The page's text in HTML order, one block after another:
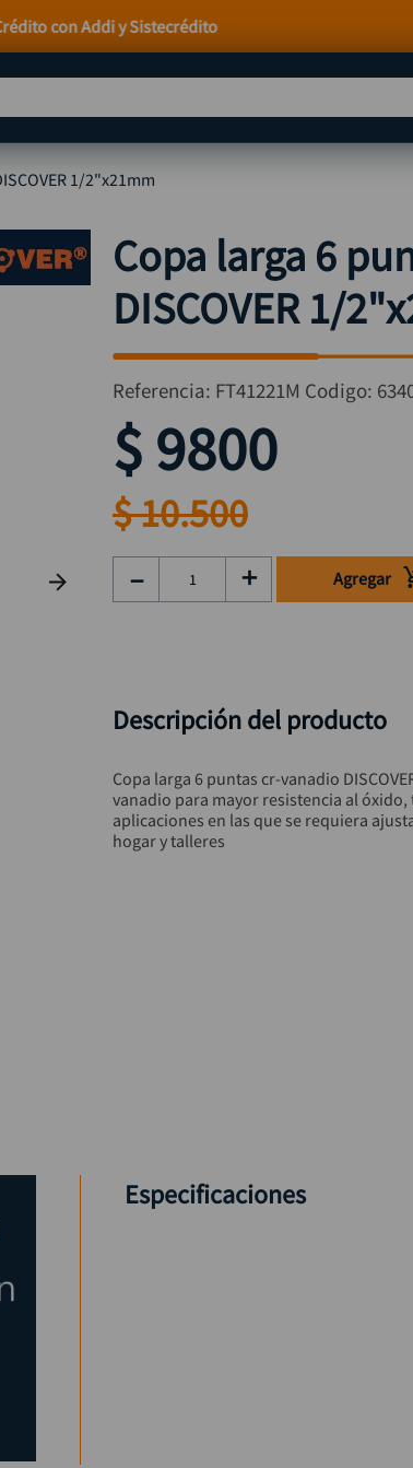
a nivel nacional* Aplican T&C
1/2"x21mm
Copa larga 6
DISCOVER 1/
Referencia: FT41221M Codigo:
$ 9800
$10.500
＋
－ Agregar
Descripción del producto
Copa larga 6 puntas cr-vanadio
vanadio para mayor resistencia al
aplicaciones en las que se requiera
hogar y talleres
Especificaciones
BUSCADOS